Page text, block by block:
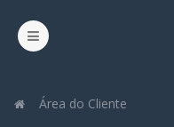
Área do Cliente